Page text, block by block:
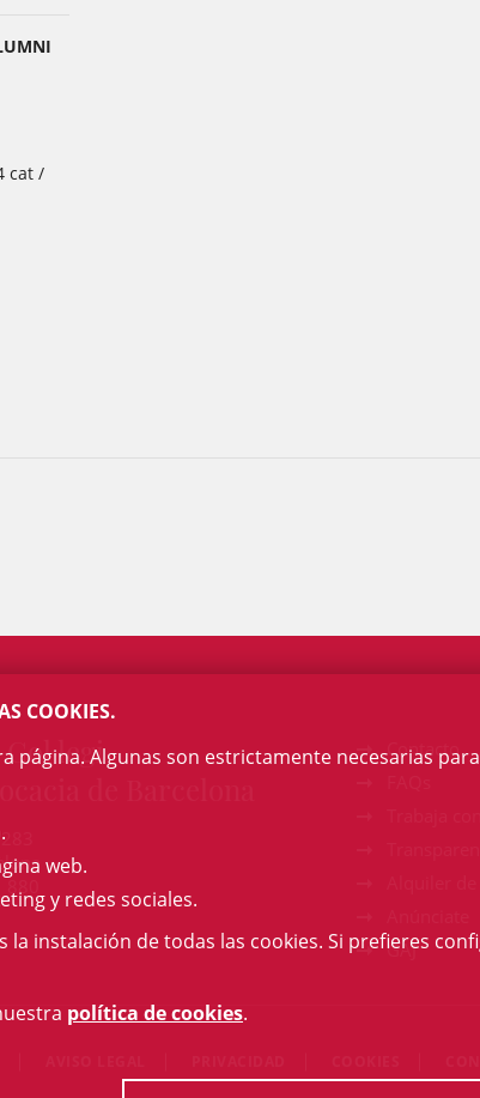
cat /
Contacto
GAJ
COOKIES.
página. Algunas son estrictamente necesarias
web.
y redes sociales.
la instalación de todas las cookies. Si prefieres
política de cookies.